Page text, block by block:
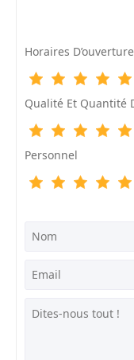
Horaires D’ouverture
Qualité Et Quantité
Personnel